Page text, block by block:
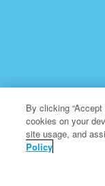
सुपरबुक हा द ख्रिश्चन
By clicking
cookies on your
site usage, and
Policy